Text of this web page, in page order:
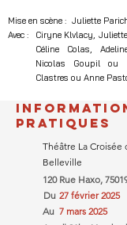
Mise en scène : Juliette
Avec :
Ciryne Klvlacy,
Céline Colas,
Nicolas Goupil ou
Clastres ou Anne
.
PRATIQUES
Théâtre La Croisée
Belleville
120 Rue Haxo,
Du
Au
27 février 2025
7 mars 2025